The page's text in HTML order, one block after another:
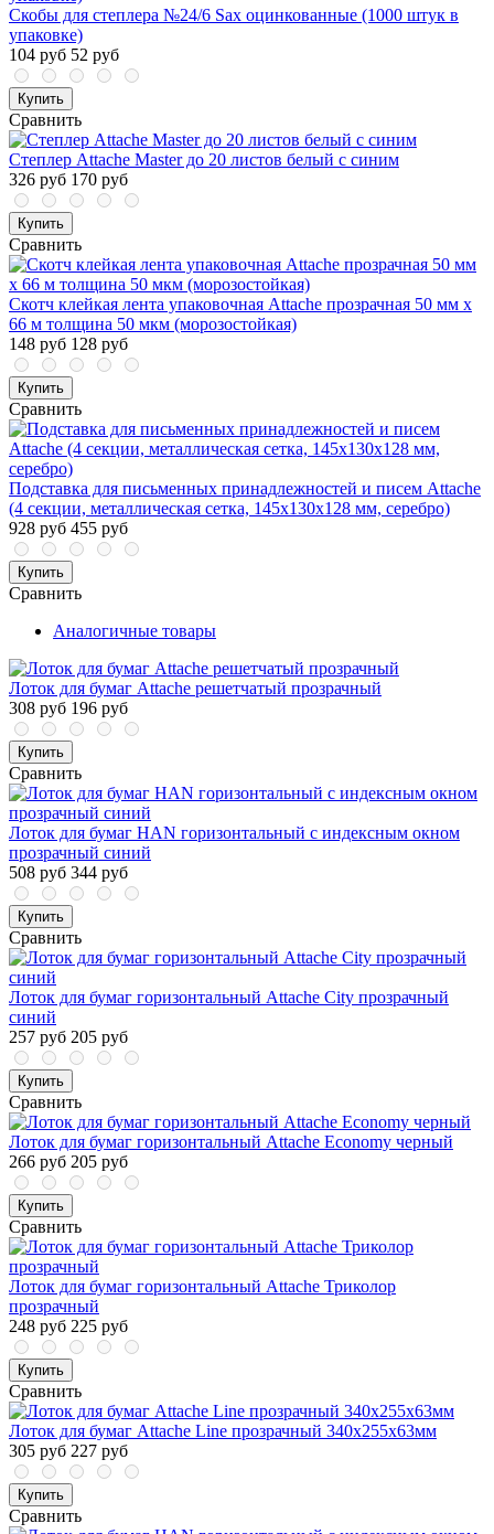
Скобы для степлера №24/6 Sax оцинкованные (1000 штук в
упаковке)
104 руб 52 руб
Купить
Сравнить
Степлер Attache Master до 20 листов белый с синим
326 руб 170 руб
Купить
Сравнить
Скотч клейкая лента упаковочная Attache прозрачная 50 мм x
66 м толщина 50 мкм (морозостойкая)
148 руб 128 руб
Купить
Сравнить
Подставка для письменных принадлежностей и писем Attache
(4 секции, металлическая сетка, 145х130х128 мм, серебро)
928 руб 455 руб
Купить
Сравнить
Аналогичные товары
Лоток для бумаг Attache решетчатый прозрачный
308 руб 196 руб
Купить
Сравнить
Лоток для бумаг HAN горизонтальный с индексным окном
прозрачный синий
508 руб 344 руб
Купить
Сравнить
Лоток для бумаг горизонтальный Attache City прозрачный
синий
257 руб 205 руб
Купить
Сравнить
Лоток для бумаг горизонтальный Attache Economy черный
266 руб 205 руб
Купить
Сравнить
Лоток для бумаг горизонтальный Attache Триколор
прозрачный
248 руб 225 руб
Купить
Сравнить
Лоток для бумаг Attache Line прозрачный 340х255х63мм
305 руб 227 руб
Купить
Сравнить